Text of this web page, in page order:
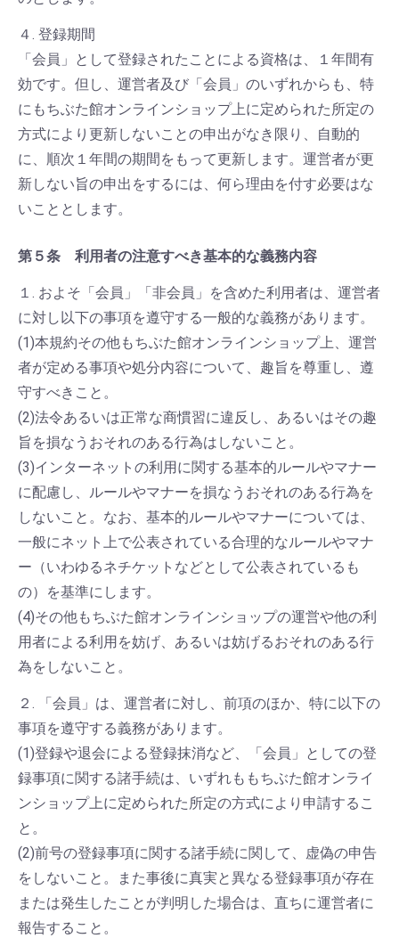
４. 登録期間
「会員」として登録されたことによる資格は、１年間有
効です。但し、運営者及び「会員」のいずれからも、特
にもちぶた館オンラインショップ上に定められた所定の
方式により更新しないことの申出がなき限り、自動的
に、順次１年間の期間をもって更新します。運営者が更
新しない旨の申出をするには、何ら理由を付す必要はな
いこととします。
第５条 利用者の注意すべき基本的な義務内容
１. およそ「会員」「非会員」を含めた利用者は、運営者
に対し以下の事項を遵守する一般的な義務があります。
(1)本規約その他もちぶた館オンラインショップ上、運営
者が定める事項や処分内容について、趣旨を尊重し、遵
守すべきこと。
(2)法令あるいは正常な商慣習に違反し、あるいはその趣
旨を損なうおそれのある行為はしないこと。
(3)インターネットの利用に関する基本的ルールやマナー
に配慮し、ルールやマナーを損なうおそれのある行為を
しないこと。なお、基本的ルールやマナーについては、
一般にネット上で公表されている合理的なルールやマナ
ー（いわゆるネチケットなどとして公表されているも
の）を基準にします。
(4)その他もちぶた館オンラインショップの運営や他の利
用者による利用を妨げ、あるいは妨げるおそれのある行
為をしないこと。
２. 「会員」は、運営者に対し、前項のほか、特に以下の
事項を遵守する義務があります。
(1)登録や退会による登録抹消など、「会員」としての登
録事項に関する諸手続は、いずれももちぶた館オンライ
ンショップ上に定められた所定の方式により申請するこ
と。
(2)前号の登録事項に関する諸手続に関して、虚偽の申告
をしないこと。また事後に真実と異なる登録事項が存在
または発生したことが判明した場合は、直ちに運営者に
報告すること。